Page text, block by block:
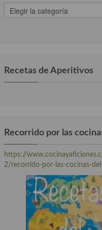
recetas
clasificadas
Recetas de Aperitivos
Recorrido por las
https://
2/recorrido-por-las-cocinas-